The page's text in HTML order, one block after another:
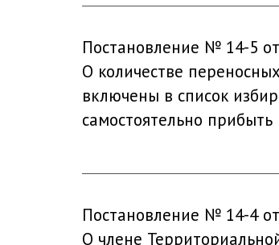
Постановление № 14-5
О количестве
включены в список
самостоятельно
Постановление № 14-4
О члене